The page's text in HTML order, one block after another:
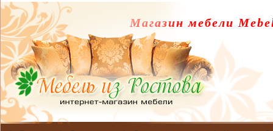
Магазин мебели